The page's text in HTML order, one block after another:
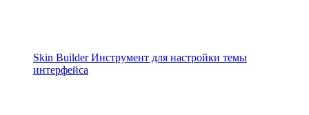
Skin Builder Инструмент для настройки темы
интерфейса